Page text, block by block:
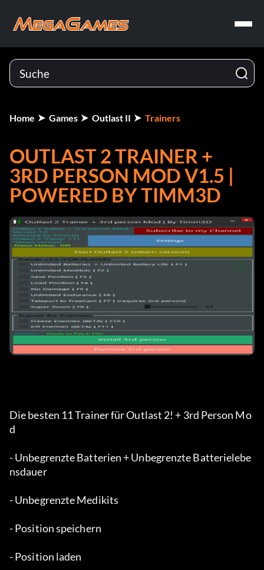
Home Games Outlast II Trainers
OUTLAST 2 TRAINER +
3RD PERSON MOD V1.5 |
POWERED BY TIMM3D
Die besten 11 Trainer für Outlast 2! + 3rd Person Mo
d
- Unbegrenzte Batterien + Unbegrenzte Batterielebe
nsdauer
- Unbegrenzte Medikits
- Position speichern
- Position laden